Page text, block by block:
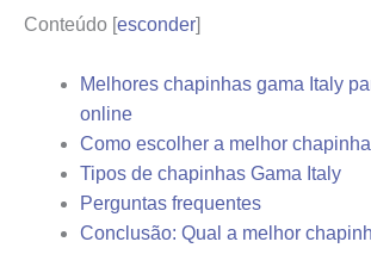
Conteúdo [esconder]
Melhores chapinhas gama Italy
online
Como escolher a melhor
Tipos de chapinhas Gama Italy
Perguntas frequentes
Conclusão: Qual a melhor